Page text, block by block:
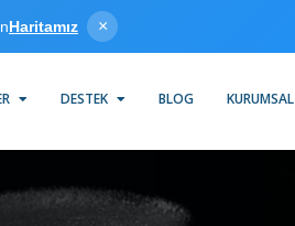
Haritamız ×
DESTEK BLOG KURUMSAL